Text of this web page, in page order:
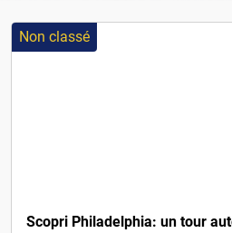
Non classé
Scopri Philadelphia: un tour